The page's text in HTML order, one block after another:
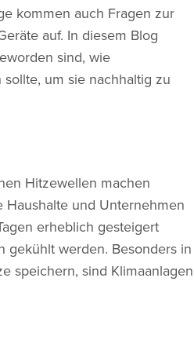
kommen auch Fragen zur
auf. In diesem Blog
sind, wie
um sie nachhaltig zu
Hitzewellen machen
und Unternehmen
erheblich gesteigert
gekühlt werden. Besonders in
speichern, sind Klimaanlagen